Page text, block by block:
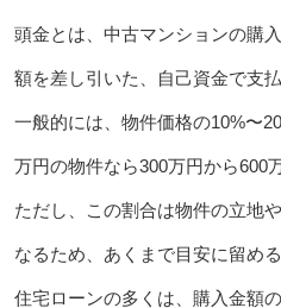
頭金とは、中古マンションの購
額を差し引いた、自己資金で支
一般的には、物件価格の10%〜
万円の物件なら300万円から600
ただし、この割合は物件の立地
なるため、あくまで目安に留め
住宅ローンの多くは、購入金額